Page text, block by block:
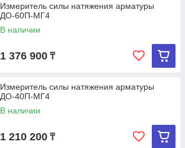
Измеритель силы натяжения арматуры
ДО-60П-МГ4
В наличии
1 376 900 ₸
Измеритель силы натяжения арматуры
ДО-40П-МГ4
В наличии
1 210 200 ₸